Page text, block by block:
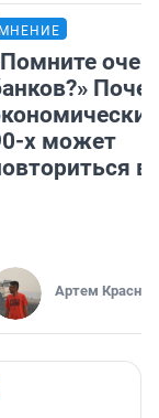
МНЕНИЕ
х может
Артем Краснов